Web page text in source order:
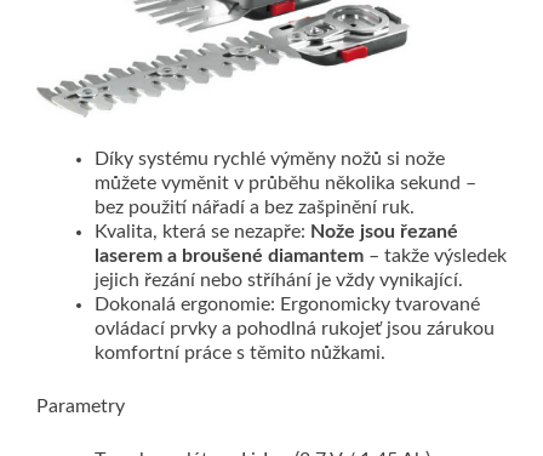
Díky systému rychlé výměny nožů si nože
můžete vyměnit v průběhu několika sekund –
bez použití nářadí a bez zašpinění ruk.
Kvalita, která se nezapře: Nože jsou řezané
laserem a broušené diamantem – takže výsledek
jejich řezání nebo stříhání je vždy vynikající.
Dokonalá ergonomie: Ergonomicky tvarované
ovládací prvky a pohodlná rukojeť jsou zárukou
komfortní práce s těmito nůžkami.
Parametry